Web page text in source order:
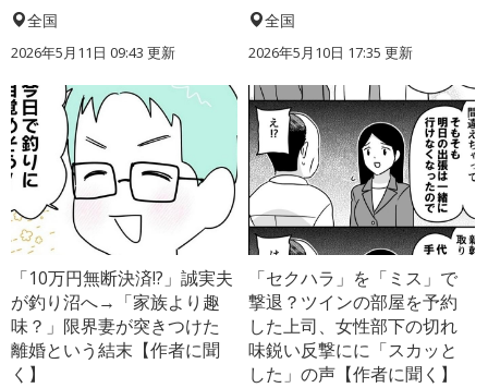
全国
2026年5月11日 09:43 更新
全国
2026年5月10日 17:35 更新
「10万円無断決済!?」誠実夫
が釣り沼へ→「家族より趣
味？」限界妻が突きつけた
離婚という結末【作者に聞
く】
「セクハラ」を「ミス」で
撃退？ツインの部屋を予約
した上司、女性部下の切れ
味鋭い反撃にに「スカッと
した」の声【作者に聞く】